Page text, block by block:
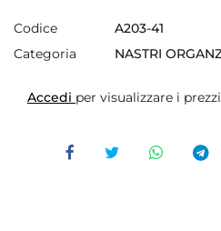
Codice
A203-41
Categoria
NASTRI
Accedi per visualizzare i